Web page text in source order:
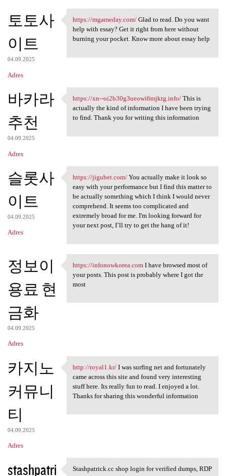
토토사
이트
04.09.2025
Adres
https://mgameday.com/ Glad to
https://mgameday.com/Glad to read. Do you want
help with essay? Get it right from here without
burning your pocket. Know more about essay help
바카라
추천
04.09.2025
Adres
https://xn-
https://xn--oi2b30g3ueowi6mjktg.info/This is
actually the kind of information I have been trying
to find. Thank you for writing this information
슬롯사
이트
04.09.2025
Adres
https://jigubet.com/ You
https://jigubet.com/You actually make it look so
easy with your performance but I find this matter to
be actually something which I think I would never
comprehend. It seems too complicated and
extremely broad for me. I'm looking forward for
your next post, I’ll try to get the hang of it!
정보이
용료 현
금화
04.09.2025
Adres
https://infonowkorea.com I
https://infonowkorea.comI have browsed most of
your posts. This post is probably where I got the
most
카지노
커뮤니
티
04.09.2025
Adres
http://royal1.kr/ I was
http://royal1.kr/I was surfing net and fortunately
came across this site and found very interesting
stuff here. Its really fun to read. I enjoyed a lot.
Thanks for sharing this wonderful information
stashpatri
Stashpatrick.cc shop login for verified dumps, RDP